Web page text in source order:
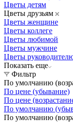
Цветы детям
Цветы друзьям
Цветы женщине
Цветы коллеге
Цветы любимой
Цветы мужчине
Цветы
Показать еще
Фильтр
По умолчанию
По цене (убывание)
По цене
По умолчанию
По умолчанию